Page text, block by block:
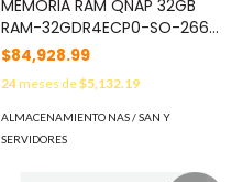
MEMORIA RAM QNAP 32GB
RAM-32GDR4ECP0-SO-2666
DDR4 2666 MHZ SO-DIMM P0
VERSION PARA NAS
COMPATIBLES QNAP
$84,928.99
24meses de$5,132.19
ALMACENAMIENTO NAS / SAN Y
SERVIDORES